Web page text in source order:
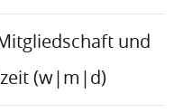
und
(w|m|d)